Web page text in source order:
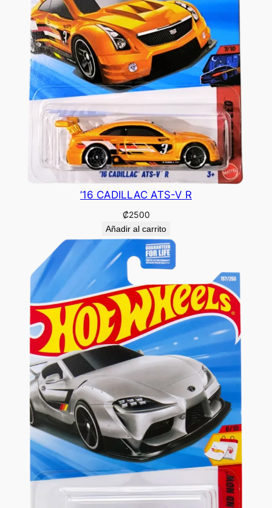
’16 CADILLAC ATS-V R
₡2500
Añadir al carrito